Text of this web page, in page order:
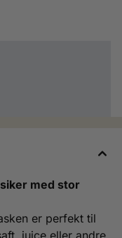
med stor
er perfekt til